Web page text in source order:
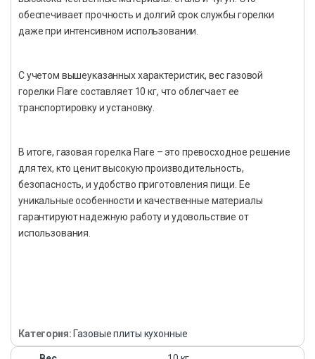
обеспечивает прочность и долгий срок службы горелки
даже при интенсивном использовании.
С учетом вышеуказанных характеристик, вес газовой
горелки Flare составляет 10 кг, что облегчает ее
транспортировку и установку.
В итоге, газовая горелка Flare – это превосходное решение
для тех, кто ценит высокую производительность,
безопасность, и удобство приготовления пищи. Ее
уникальные особенности и качественные материалы
гарантируют надежную работу и удовольствие от
использования.
Категория: Газовые плиты кухонные